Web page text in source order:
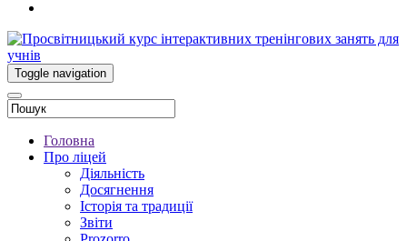
Toggle navigation
Головна
Про ліцей
Діяльність
Досягнення
Історія та традиції
Звіти